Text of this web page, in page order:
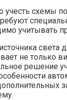
учесть схемы
учитывать
света
не только
решение